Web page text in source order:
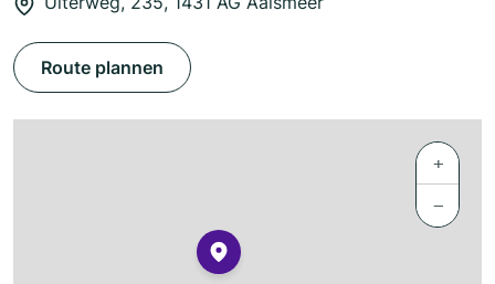
Route plannen
+
−